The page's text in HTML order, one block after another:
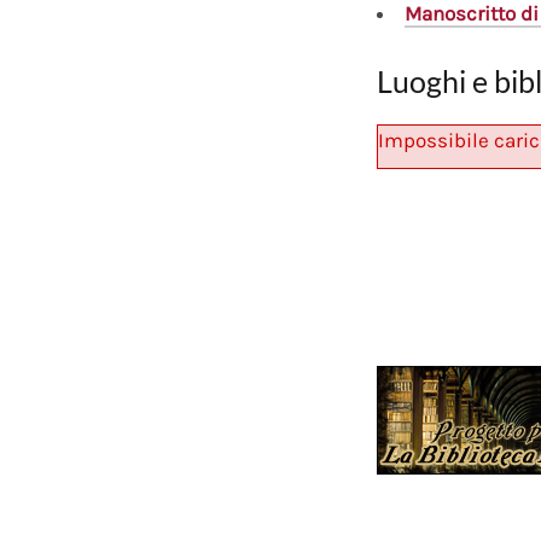
Manoscritto di
Luoghi e
Impossibile